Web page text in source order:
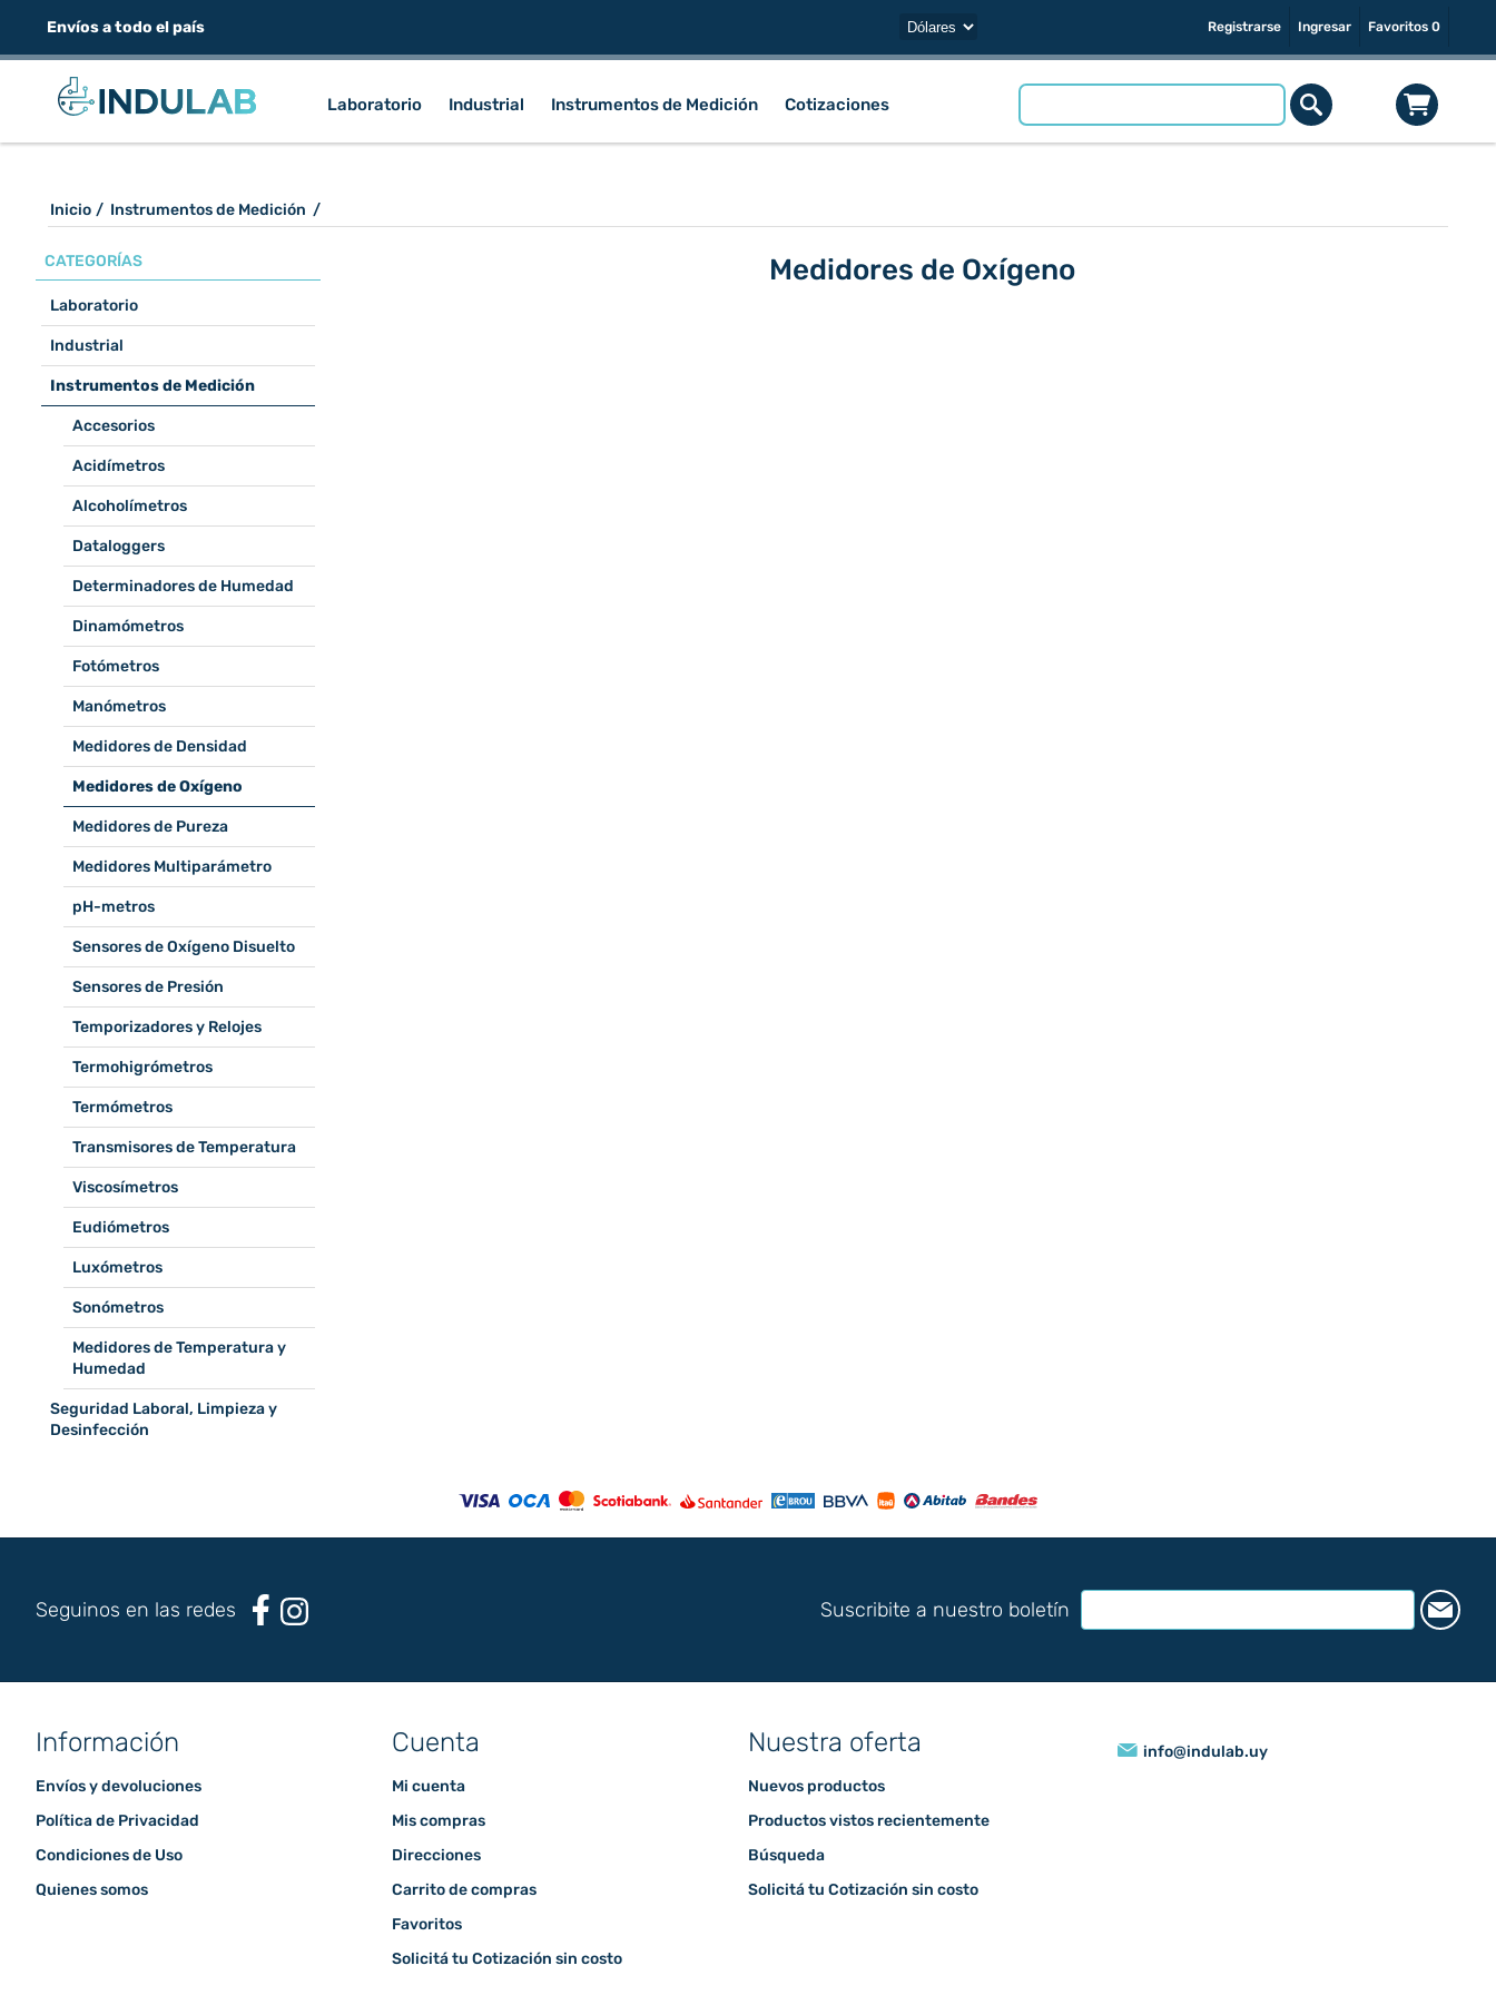
Envíos a todo el país Registrarse Ingresar Favoritos 0
Laboratorio Industrial Instrumentos de Medición Cotizaciones
Inicio / Instrumentos de Medición /
Medidores de Oxígeno
CATEGORÍAS
Laboratorio
Industrial
Instrumentos de Medición
Accesorios
Acidímetros
Alcoholímetros
Dataloggers
Determinadores de Humedad
Dinamómetros
Fotómetros
Manómetros
Medidores de Densidad
Medidores de Oxígeno
Medidores de Pureza
Medidores Multiparámetro
pH-metros
Sensores de Oxígeno Disuelto
Sensores de Presión
Temporizadores y Relojes
Termohigrómetros
Termómetros
Transmisores de Temperatura
Viscosímetros
Eudiómetros
Luxómetros
Sonómetros
Medidores de Temperatura y
Humedad
Seguridad Laboral, Limpieza y
Desinfección
Seguinos en las redes Suscribite a nuestro boletín
Información
Envíos y devoluciones
Política de Privacidad
Condiciones de Uso
Quienes somos
Cuenta
Mi cuenta
Mis compras
Direcciones
Carrito de compras
Favoritos
Solicitá tu Cotización sin costo
Nuestra oferta
Nuevos productos
Productos vistos recientemente
Búsqueda
Solicitá tu Cotización sin costo
info@indulab.uy